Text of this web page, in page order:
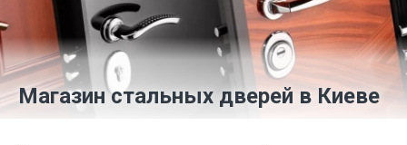
Магазин стальных дверей в Киеве